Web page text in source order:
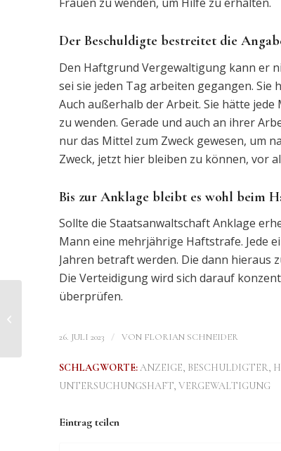
Der Beschuldigte bestreitet die
Den Haftgrund Vergewaltigung kann er
sei sie jeden Tag arbeiten gegangen.
Auch außerhalb der Arbeit. Sie hätte
zu wenden. Gerade und auch an ihrer
nur das Mittel zum Zweck gewesen, um
Zweck, jetzt hier bleiben zu können, vor
Bis zur Anklage bleibt es wohl beim
Sollte die Staatsanwaltschaft Anklage
Mann eine mehrjährige Haftstrafe. Jede
Jahren betraft werden. Die dann hieraus
Die Verteidigung wird sich darauf
überprüfen.
26. JULI 2023 / VON FLORIAN SCHNEIDER
SCHLAGWORTE: ANZEIGE, BESCHULDIGTER,
UNTERSUCHUNGSHAFT, VERGEWALTIGUNG
Eintrag teilen